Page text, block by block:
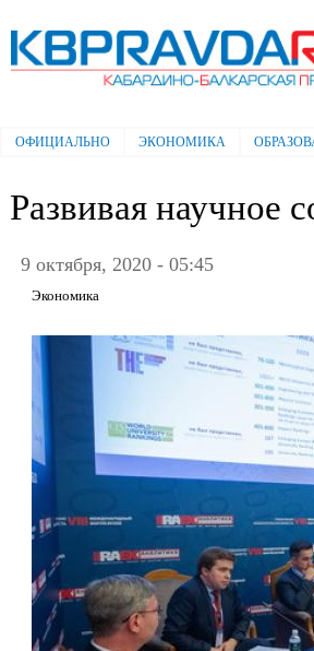
Электронная газета "Кабардино-
Балкарская правда"
Главное меню
ОФИЦИАЛЬНО ЭКОНОМИКА
Развивая научное
9 октября, 2020 - 05:45
Экономика